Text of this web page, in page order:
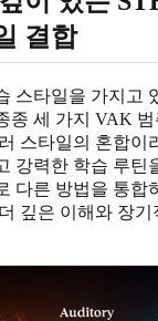
결합
스타일을 가지고
종 세 가지 VAK
스타일의 혼합이
강력한 학습 루틴
다른 방법을 통합
깊은 이해와 장기